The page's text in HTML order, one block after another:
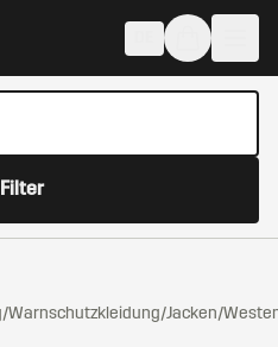
Filter
/Warnschutzkleidung/Jacken/